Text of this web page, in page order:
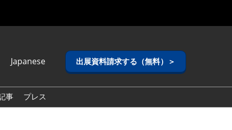
Japanese
(Naver
出展資料請求する（無料）＞
事 プレス